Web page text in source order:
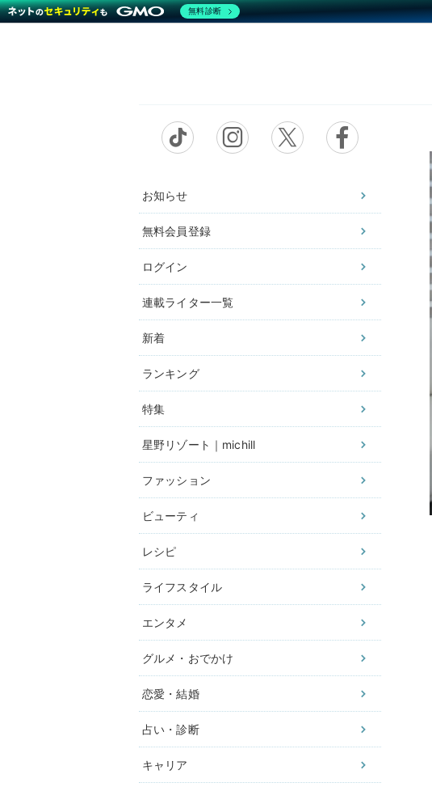
お知らせ
無料会員登録
ログイン
連載ライター一覧
新着
ランキング
特集
星野リゾート｜michill
ファッション
ビューティ
レシピ
ライフスタイル
エンタメ
グルメ・おでかけ
恋愛・結婚
占い・診断
キャリア
無料診断